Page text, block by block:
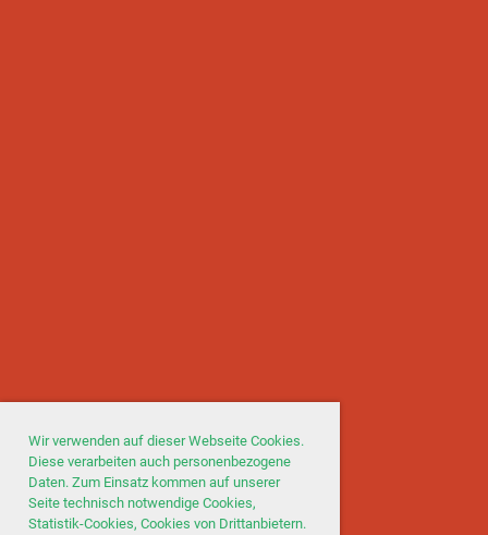
Wir verwenden auf dieser Webseite Cookies.
Diese verarbeiten auch personenbezogene
Daten. Zum Einsatz kommen auf unserer
Seite technisch notwendige Cookies,
Statistik-Cookies, Cookies von Drittanbietern.